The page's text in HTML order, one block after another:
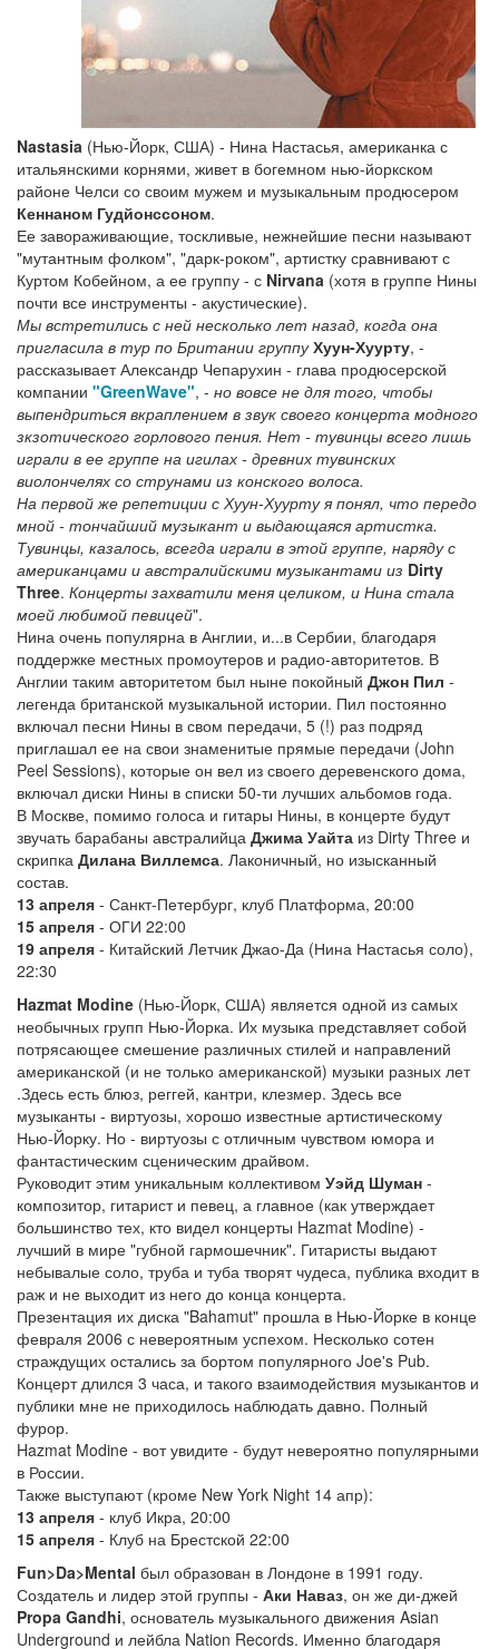
Nastasia (Нью-Йорк, США) - Нина Настасья, американка с
итальянскими корнями, живет в богемном нью-йоркском
районе Челси со своим мужем и музыкальным продюсером
Кеннаном Гудйонссоном.
Ее завораживающие, тоскливые, нежнейшие песни называют
"мутантным фолком", "дарк-роком", артистку сравнивают с
Куртом Кобейном, а ее группу - с Nirvana (хотя в группе Нины
почти все инструменты - акустические).
Мы встретились с ней несколько лет назад, когда она
пригласила в тур по Британии группуХуун-Хуурту, -
рассказывает Александр Чепарухин - глава продюсерской
компании "GreenWave", - но вовсе не для того, чтобы
выпендриться вкраплением в звук своего концерта модного
зкзотического горлового пения. Нет - тувинцы всего лишь
играли в ее группе на игилах - древних тувинских
виолончелях со струнами из конского волоса.
На первой же репетиции с Хуун-Хуурту я понял, что передо
мной - тончайший музыкант и выдающаяся артистка.
Тувинцы, казалось, всегда играли в этой группе, наряду с
американцами и австралийскими музыкантами из Dirty
Three. Концерты захватили меня целиком, и Нина стала
моей любимой певицей".
Нина очень популярна в Англии, и...в Сербии, благодаря
поддержке местных промоутеров и радио-авторитетов. В
Англии таким авторитетом был ныне покойный Джон Пил -
легенда британской музыкальной истории. Пил постоянно
включал песни Нины в свом передачи, 5 (!) раз подряд
приглашал ее на свои знаменитые прямые передачи (John
Peel Sessions), которые он вел из своего деревенского дома,
включал диски Нины в списки 50-ти лучших альбомов года.
В Москве, помимо голоса и гитары Нины, в концерте будут
звучать барабаны австралийца Джима Уайта из Dirty Three и
скрипка Дилана Виллемса. Лаконичный, но изысканный
состав.
13 апреля - Санкт-Петербург, клуб Платформа, 20:00
15 апреля - ОГИ 22:00
19 апреля - Китайский Летчик Джао-Да (Нина Настасья соло),
22:30
Hazmat Modine (Нью-Йорк, США) является одной из самых
необычных групп Нью-Йорка. Их музыка представляет собой
потрясающее смешение различных стилей и направлений
американской (и не только американской) музыки разных лет
.Здесь есть блюз, реггей, кантри, клезмер. Здесь все
музыканты - виртуозы, хорошо известные артистическому
Нью-Йорку. Но - виртуозы с отличным чувством юмора и
фантастическим сценическим драйвом.
Руководит этим уникальным коллективом Уэйд Шуман -
композитор, гитарист и певец, а главное (как утверждает
большинство тех, кто видел концерты Hazmat Modine) -
лучший в мире "губной гармошечник". Гитаристы выдают
небывалые соло, труба и туба творят чудеса, публика входит в
раж и не выходит из него до конца концерта.
Презентация их диска "Bahamut" прошла в Нью-Йорке в конце
февраля 2006 с невероятным успехом. Несколько сотен
страждущих остались за бортом популярного Joe's Pub.
Концерт длился 3 часа, и такого взаимодействия музыкантов и
публики мне не приходилось наблюдать давно. Полный
фурор.
Hazmat Modine - вот увидите - будут невероятно популярными
в России.
Также выступают (кроме New York Night 14 апр):
13 апреля - клуб Икра, 20:00
15 апреля - Клуб на Брестской 22:00
Fun>Da>Mental был образован в Лондоне в 1991 году.
Создатель и лидер этой группы - Аки Наваз, он же ди-джей
Propa Gandhi, основатель музыкального движения Asian
Underground и лейбла Nation Records. Именно благодаря